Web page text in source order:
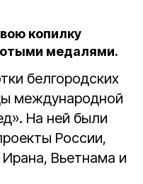
копилку
медалями.
белгородских
международной
На ней были
России,
Вьетнама и